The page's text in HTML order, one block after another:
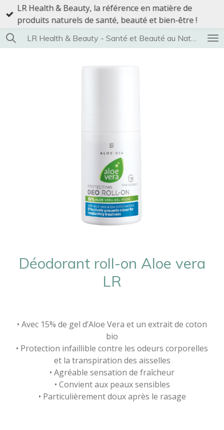
Passer
contenu
principal
LR Health & Beauty - Santé et Beauté au Naturel
LR Health & Beauty, la référence en matière de
produits naturels de santé, beauté et bien-être !
Déodorant roll-on Aloe vera
LR
• Avec 15% de gel d’Aloe Vera et un extrait de coton
bio
• Protection infaillible contre les odeurs corporelles
et la transpiration des aisselles
• Agréable sensation de fraîcheur
• Convient aux peaux sensibles
• Particulièrement doux après le rasage